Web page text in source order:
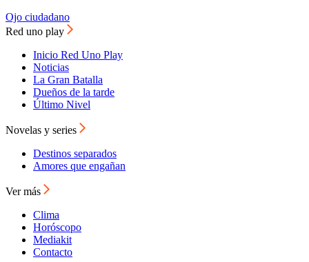
Ojo ciudadano
Red uno play
Inicio Red Uno Play
Noticias
La Gran Batalla
Dueños de la tarde
Último Nivel
Novelas y series
Destinos separados
Amores que engañan
Ver más
Clima
Horóscopo
Mediakit
Contacto